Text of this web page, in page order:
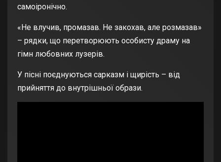
самоіронічно.
«Не влучив, промазав. Не закохав, але розмазав»
– рядки, що перетворюють особисту драму на
гімн любовних лузерів.
У пісні поєднуються сарказм і щирість – від
прийняття до внутрішньої образи.